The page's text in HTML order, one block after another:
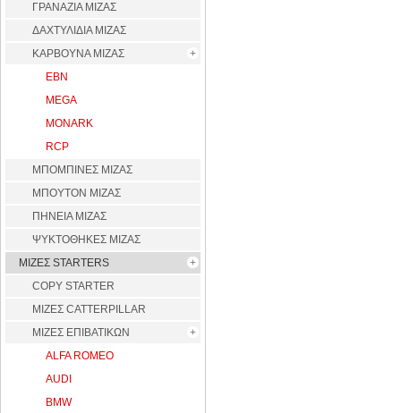
ΓΡΑΝΑΖΙΑ ΜΙΖΑΣ
ΔΑΧΤΥΛΙΔΙΑ ΜΙΖΑΣ
ΚΑΡΒΟΥΝΑ ΜΙΖΑΣ
EBN
MEGA
MONARK
RCP
ΜΠΟΜΠΙΝΕΣ ΜΙΖΑΣ
ΜΠΟΥΤΟΝ ΜΙΖΑΣ
ΠΗΝΕΙΑ ΜΙΖΑΣ
ΨΥΚΤΟΘΗΚΕΣ ΜΙΖΑΣ
ΜΙΖΕΣ STARTERS
COPY STARTER
ΜΙΖΕΣ CATTERPILLAR
ΜΙΖΕΣ ΕΠΙΒΑΤΙΚΩΝ
ALFA ROMEO
AUDI
BMW